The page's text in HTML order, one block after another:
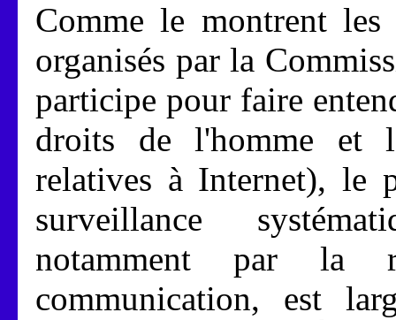
Comme le montrent
organisés par la
participe pour faire
droits de l'homme et
relatives à Internet), le
surveillance
notamment par la
communication, est